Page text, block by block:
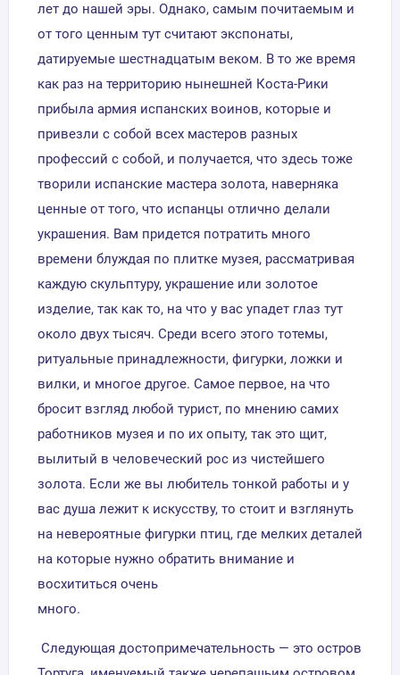
лет до нашей эры. Однако, самым почитаемым и
от того ценным тут считают экспонаты,
датируемые шестнадцатым веком. В то же время
как раз на территорию нынешней Коста-Рики
прибыла армия испанских воинов, которые и
привезли с собой всех мастеров разных
профессий с собой, и получается, что здесь тоже
творили испанские мастера золота, наверняка
ценные от того, что испанцы отлично делали
украшения. Вам придется потратить много
времени блуждая по плитке музея, рассматривая
каждую скульптуру, украшение или золотое
изделие, так как то, на что у вас упадет глаз тут
около двух тысяч. Среди всего этого тотемы,
ритуальные принадлежности, фигурки, ложки и
вилки, и многое другое. Самое первое, на что
бросит взгляд любой турист, по мнению самих
работников музея и по их опыту, так это щит,
вылитый в человеческий рос из чистейшего
золота. Если же вы любитель тонкой работы и у
вас душа лежит к искусству, то стоит и взглянуть
на невероятные фигурки птиц, где мелких деталей
на которые нужно обратить внимание и
восхититься очень
Следующая достопримечательность — это остров